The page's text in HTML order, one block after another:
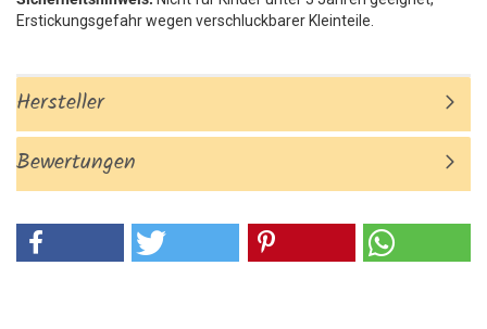
Erstickungsgefahr wegen verschluckbarer Kleinteile.
Hersteller
Bewertungen